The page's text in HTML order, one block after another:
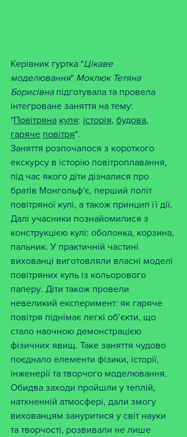
Керівник гуртка "Цікаве
моделювання" Моклюк Тетяна
Борисівна підготувала та провела
інтегроване заняття на тему:
"Повітряна куля: історія, будова,
гаряче повітря".
Заняття розпочалося з короткого
екскурсу в історію повітроплавання,
під час якого діти дізналися про
братів Монгольф'є, перший політ
повітряної кулі, а також принцип її дії.
Далі учасники познайомилися з
конструкцією кулі: оболонка, корзина,
пальник. У практичній частині
вихованці виготовляли власні моделі
повітряних куль із кольорового
паперу. Діти також провели
невеликий експеримент: як гаряче
повітря піднімає легкі об’єкти, що
стало наочною демонстрацією
фізичних явищ. Таке заняття чудово
поєднало елементи фізики, історії,
інженерії та творчого моделювання.
Обидва заходи пройшли у теплій,
натхненній атмосфері, дали змогу
вихованцям зануритися у світ науки
та творчості, розвивали не лише